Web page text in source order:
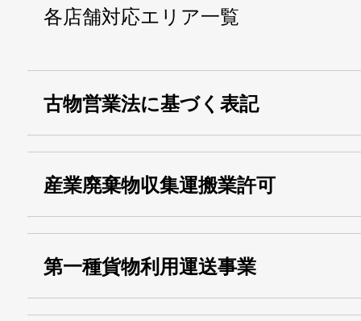
各店舗対応エリア一覧
古物営業法に基づく表記
産業廃棄物収集運搬業許可
運搬業許可証番号：
13000155805
第一種貨物利用運送事業